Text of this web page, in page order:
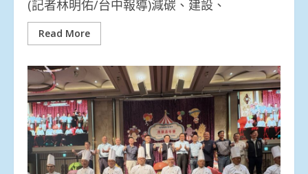
(記者林明佑/台中報導)減碳、建設、
Read More